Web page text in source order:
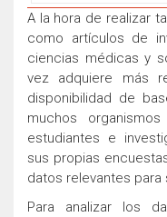
A la hora de realizar
como artículos de
ciencias médicas y
vez adquiere más
disponibilidad de
muchos
estudiantes e
sus propias
datos relevantes para
Para analizar los